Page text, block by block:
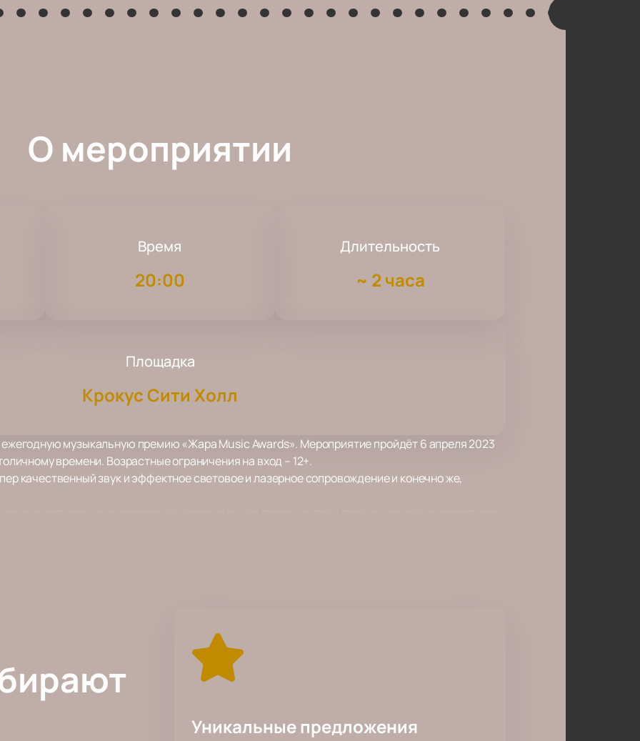
О мероприятии
Время
20:00
Длительность
~ 2 часа
Площадка
Крокус Сити Холл
ежегодную музыкальную премию «Жара Music Awards». Мероприятие пройдёт 6 апреля 2023
времени. Возрастные ограничения на вход – 12+.
качественный звук и эффектное световое и лазерное сопровождение и конечно же,
Уникальные предложения